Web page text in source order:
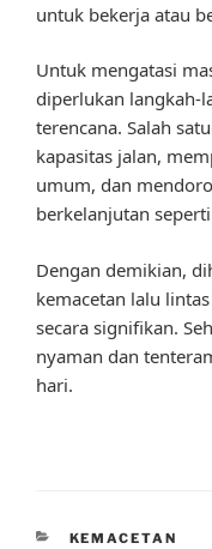
untuk bekerja atau
Untuk mengatasi
diperlukan langkah-
terencana. Salah
kapasitas jalan,
umum, dan
berkelanjutan
Dengan demikian,
kemacetan lalu
secara signifikan.
nyaman dan
hari.
CATEGORIES
KEMACETAN